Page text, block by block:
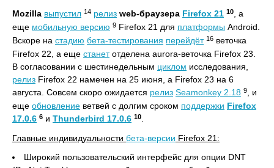
Mozilla выпустил 14 релиз web-браузера Firefox 21 10
, а
еще мобильную версию 9 Firefox 21 для платформы Android.
Вскоре на стадию бета-тестирования перейдёт 16 веточка
Firefox 22, а еще станетотделена aurora-веточка Firefox 23.
В согласовании с шестинедельным циклом исследования,
релиз Firefox 22 намечен на 25 июня, а Firefox 23 на 6
августа. Совсем скоро ожидается релиз Seamonkey 2.18 9
, и
еще обновление ветвей с долгим сроком поддержки Firefox
17.0.6 6 и Thunderbird 17.0.6 10
Главные индивидуальности бета-версии Firefox 21:
Широкий пользовательский интерфейс для опции DNT